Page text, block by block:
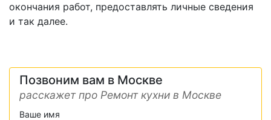
окончания работ, предоставлять личные сведения
и так далее.
Позвоним вам в Москве
расскажет про Ремонт кухни в Москве
Ваше имя